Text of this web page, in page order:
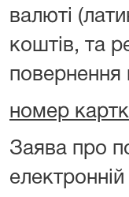
валюті
коштів, та
повернення
номер
Заява про